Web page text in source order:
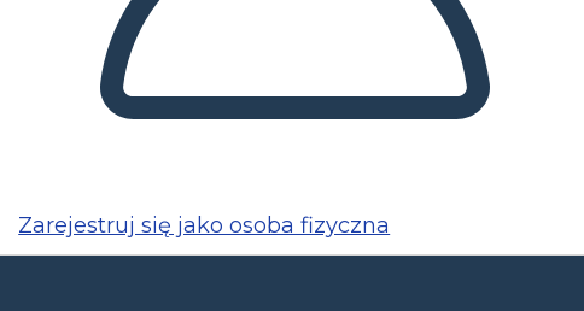
Zarejestruj się jako osoba fizyczna